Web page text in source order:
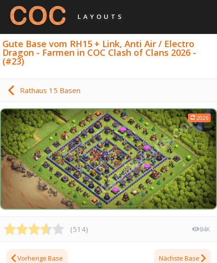
LAYOUTS
Gute Base vom RH15 + Link, Anti Air / Electro
Dragon - Farmen in COC Clash of Clans 2026 -
(#23)
Rathaus 15 Basen
2026
(514) 84K
Vorherige Base Nächste Base